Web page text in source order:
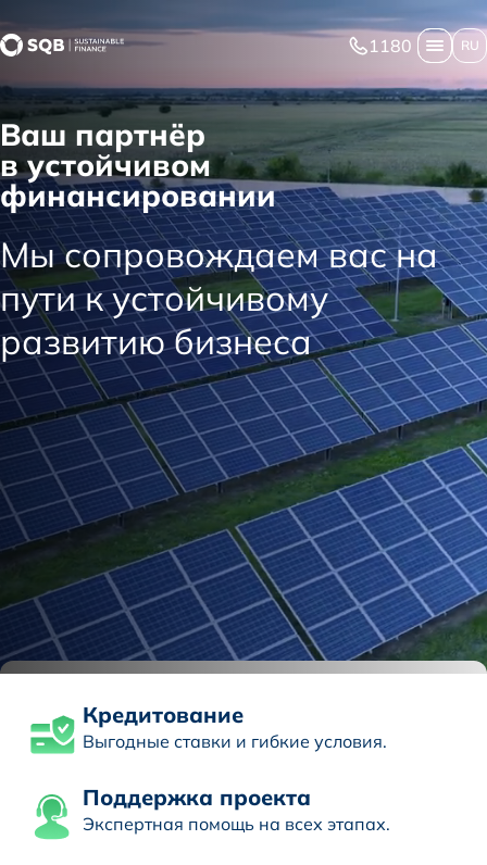
1180 RU
Ваш партнёр
в устойчивом
финансировании
Мы сопровождаем вас на
пути к устойчивому
развитию бизнеса
Кредитование
Выгодные ставки и гибкие условия.
Поддержка проекта
Экспертная помощь на всех этапах.